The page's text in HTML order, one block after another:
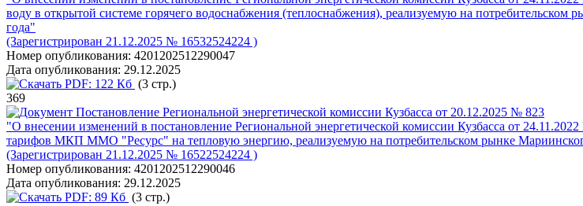
воду в открытой системе горячего водоснабжения (теплоснабжения), реализуемую на
года"
(Зарегистрирован 21.12.2025 № 16532524224 )
Номер опубликования: 4201202512290047
Дата опубликования: 29.12.2025
PDF: 122 Кб (3 стр.)
369
Постановление Региональной энергетической комиссии Кузбасса от 20.12.2025 № 823
"О внесении изменений в постановление Региональной энергетической комиссии Кузбасса от
тарифов МКП ММО "Ресурс" на тепловую энергию, реализуемую на потребительском рынке
(Зарегистрирован 21.12.2025 № 16522524224 )
Номер опубликования: 4201202512290046
Дата опубликования: 29.12.2025
PDF: 89 Кб (3 стр.)